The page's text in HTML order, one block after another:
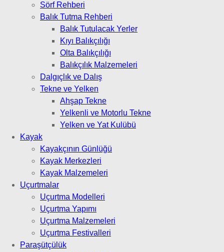
Sörf Rehberi
Balık Tutma Rehberi
Balık Tutulacak Yerler
Kıyı Balıkçılığı
Olta Balıkçılığı
Balıkçılık Malzemeleri
Dalgıçlık ve Dalış
Tekne ve Yelken
Ahşap Tekne
Yelkenli ve Motorlu Tekne
Yelken ve Yat Kulübü
Kayak
Kayakçının Günlüğü
Kayak Merkezleri
Kayak Malzemeleri
Uçurtmalar
Uçurtma Modelleri
Uçurtma Yapımı
Uçurtma Malzemeleri
Uçurtma Festivalleri
Paraşütçülük